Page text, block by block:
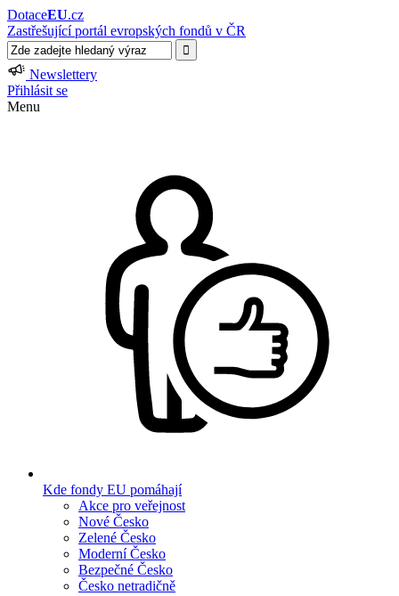
DotaceEU.cz
Zastřešující portál evropských fondů v ČR
Newslettery
Přihlásit se
Menu
Kde fondy EU pomáhají
Akce pro veřejnost
Nové Česko
Zelené Česko
Moderní Česko
Bezpečné Česko
Česko netradičně